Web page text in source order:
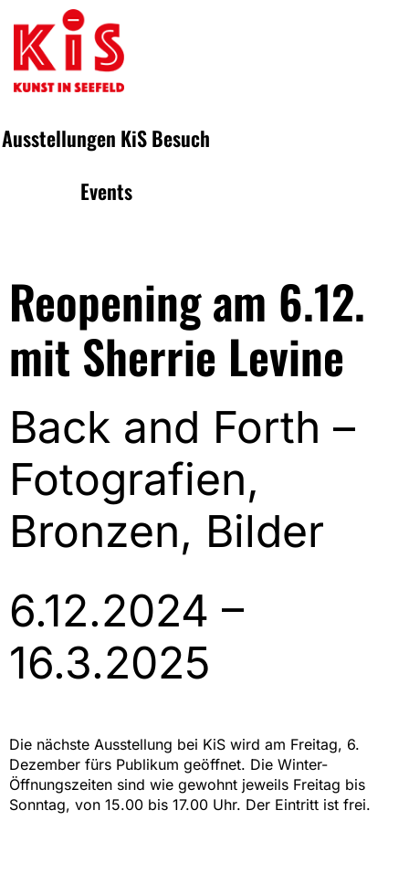
Ausstellungen KiSBesuch
Events
Reopening am 6.12.
mit Sherrie Levine
Back and Forth –
Fotografien,
Bronzen, Bilder
6.12.2024 –
16.3.2025
Die nächste Ausstellung bei KiS wird am Freitag, 6.
Dezember fürs Publikum geöffnet. Die Winter-
Öffnungszeiten sind wie gewohnt jeweils Freitag bis
Sonntag, von 15.00 bis 17.00 Uhr. Der Eintritt ist frei.